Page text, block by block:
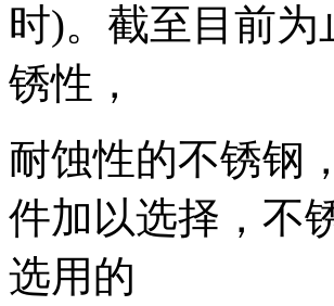
时)。截至目前
锈性，
耐蚀性的不锈钢
件加以选择，不
选用的